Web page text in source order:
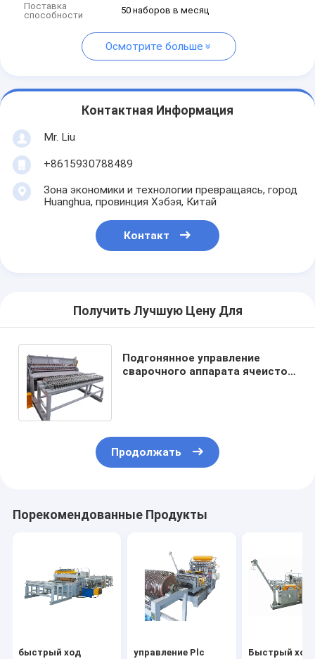
Поставка
способности
50 наборов в месяц
Осмотрите больше
Контактная Информация
Mr. Liu
+8615930788489
Зона экономики и технологии превращаясь, город
Huanghua, провинция Хэбэя, Китай
Контакт
Получить Лучшую Цену Для
Подгонянное управление
сварочного аппарата ячеистой
Продолжать
Порекомендованные Продукты
быстрый ход
управление Plc
Быстрый ход